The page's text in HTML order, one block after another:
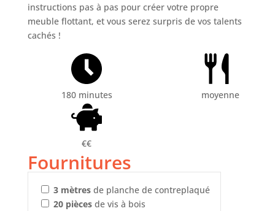
instructions pas à pas pour créer votre propre
meuble flottant, et vous serez surpris de vos talents
cachés !
180 minutes moyenne
€€
Fournitures
3 mètresde planche de contreplaqué
20 piècesde vis à bois